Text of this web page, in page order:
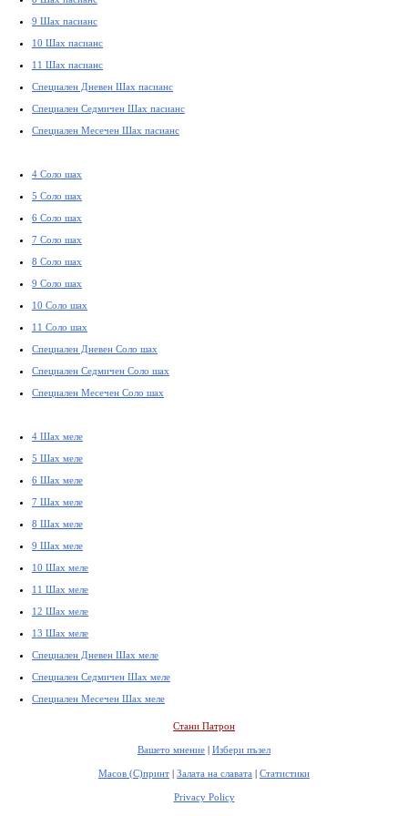
9 Шах пасианс
10 Шах пасианс
11 Шах пасианс
Специален Дневен Шах пасианс
Специален Седмичен Шах пасианс
Специален Месечен Шах пасианс
4 Соло шах
5 Соло шах
6 Соло шах
7 Соло шах
8 Соло шах
9 Соло шах
10 Соло шах
11 Соло шах
Специален Дневен Соло шах
Специален Седмичен Соло шах
Специален Месечен Соло шах
4 Шах меле
5 Шах меле
6 Шах меле
7 Шах меле
8 Шах меле
9 Шах меле
10 Шах меле
11 Шах меле
12 Шах меле
13 Шах меле
Специален Дневен Шах меле
Специален Седмичен Шах меле
Специален Месечен Шах меле
Стани Патрон
Вашето мнение | Избери пъзел
Масов (С)принт | Залата на славата | Статистики
Privacy Policy